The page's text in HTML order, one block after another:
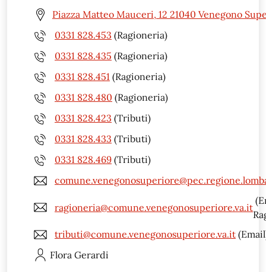
Piazza Matteo Mauceri, 12 21040 Venegono
0331 828.453 (Ragioneria)
0331 828.435 (Ragioneria)
0331 828.451 (Ragioneria)
0331 828.480 (Ragioneria)
0331 828.423 (Tributi)
0331 828.433 (Tributi)
0331 828.469 (Tributi)
ragioneria@comune.venegonosuperiore.va.it
tributi@comune.venegonosuperiore.va.it
Flora Gerardi